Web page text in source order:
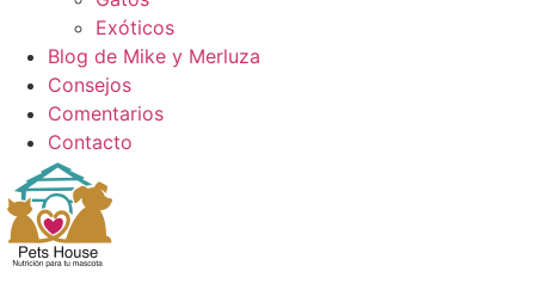
Exóticos
Blog de Mike y Merluza
Consejos
Comentarios
Contacto